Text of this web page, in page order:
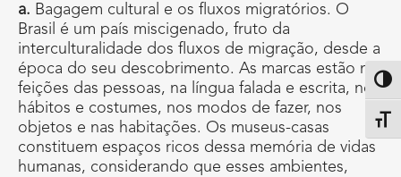
a. Bagagem cultural e os fluxos migratórios. O
Brasil é um país miscigenado, fruto da
interculturalidade dos fluxos de migração, desde a
época do seu descobrimento. As marcas estão nas
feições das pessoas, na língua falada e escrita, nos
hábitos e costumes, nos modos de fazer, nos
objetos e nas habitações. Os museus-casas
constituem espaços ricos dessa memória de vidas
humanas, considerando que esses ambientes,